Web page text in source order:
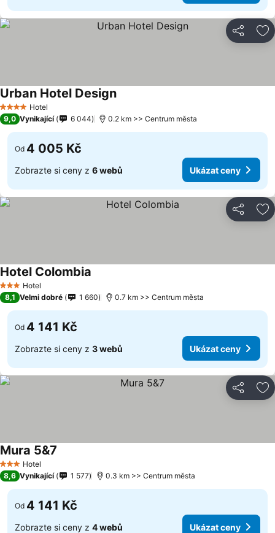
Sdílet
4 Počet hvězdiček
Hotel
Urban Hotel Design
9,0 Vynikající 6 044 0.2 km >> Centrum města
Od 4 005 Kč
Zobrazte si ceny z 6 webů Ukázat ceny
Sdílet
3 Počet hvězdiček
Hotel
Hotel Colombia
8,1 Velmi dobré 1 660 0.7 km >> Centrum města
Od 4 141 Kč
Zobrazte si ceny z 3 webů Ukázat ceny
Sdílet
3 Počet hvězdiček
Hotel
Mura 5&7
8,6 Vynikající 1 577 0.3 km >> Centrum města
Od 4 141 Kč
Zobrazte si ceny z 4 webů Ukázat ceny